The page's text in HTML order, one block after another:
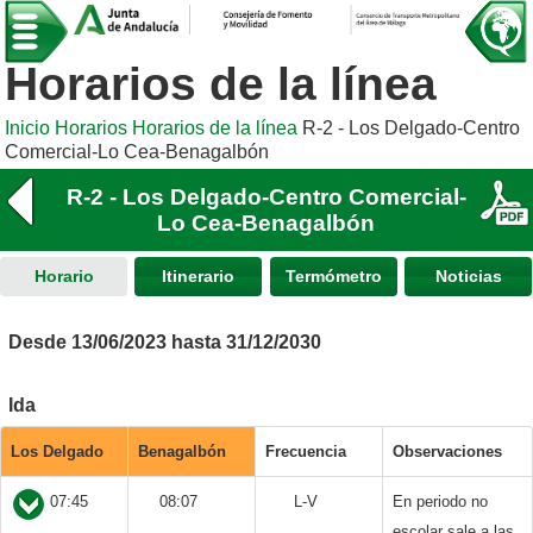
Horarios de la línea
Inicio Horarios Horarios de la línea R-2 - Los Delgado-Centro
Comercial-Lo Cea-Benagalbón
R-2 - Los Delgado-Centro Comercial-
Lo Cea-Benagalbón
Horario Itinerario Termómetro Noticias
Desde 13/06/2023 hasta 31/12/2030
Ida
Los Delgado Benagalbón Frecuencia Observaciones
07:45 08:07 L-V
En periodo no